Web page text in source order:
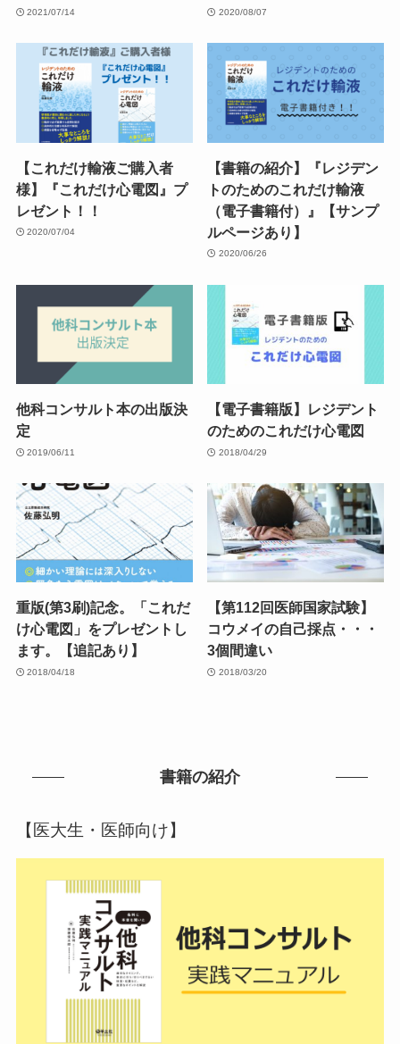
2021/07/14 2020/08/07
【これだけ輸液ご購入者
様】『これだけ心電図』プ
レゼント！！
2020/07/04
【書籍の紹介】『レジデン
トのためのこれだけ輸液
（電子書籍付）』【サンプ
ルページあり】
2020/06/26
他科コンサルト本の出版決
定
2019/06/11
【電子書籍版】レジデント
のためのこれだけ心電図
2018/04/29
重版(第3刷)記念。「これだ
け心電図」をプレゼントし
ます。【追記あり】
2018/04/18
【第112回医師国家試験】
コウメイの自己採点・・・
3個間違い
2018/03/20
書籍の紹介
【医大生・医師向け】